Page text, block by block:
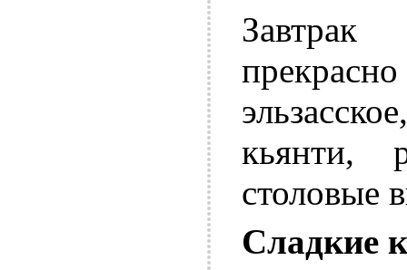
кьянти,
столовые
Сладкие